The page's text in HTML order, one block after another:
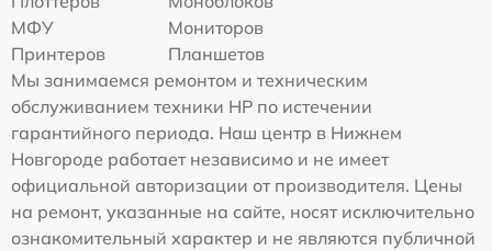
МФУ
Мониторов
Принтеров
Планшетов
Мы занимаемся ремонтом и техническим
обслуживанием техники HP по истечении
гарантийного периода. Наш центр в Нижнем
Новгороде работает независимо и не имеет
официальной авторизации от производителя. Цены
на ремонт, указанные на сайте, носят исключительно
ознакомительный характер и не являются публичной